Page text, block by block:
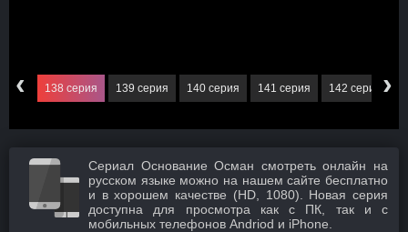
‹ 138 серия 139 серия 140 серия 141 серия 142 серия ›
Сериал Основание Осман смотреть онлайн на
русском языке можно на нашем сайте бесплатно
и в хорошем качестве (HD, 1080). Новая серия
доступна для просмотра как с ПК, так и с
мобильных телефонов Andriod и iPhone.